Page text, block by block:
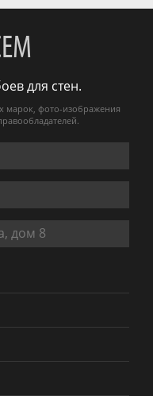
для стен.
марок, фото-изображения
дом 8